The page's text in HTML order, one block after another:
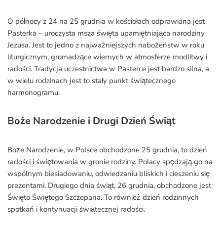
O północy z 24 na 25 grudnia w kościołach odprawiana jest
Pasterka – uroczysta msza święta upamiętniająca narodziny
Jezusa. Jest to jedno z najważniejszych nabożeństw w roku
liturgicznym, gromadzące wiernych w atmosferze modlitwy i
radości. Tradycja uczestnictwa w Pasterce jest bardzo silna, a
w wielu rodzinach jest to stały punkt świątecznego
harmonogramu.
Boże Narodzenie i Drugi Dzień Świąt
Boże Narodzenie, w Polsce obchodzone 25 grudnia, to dzień
radości i świętowania w gronie rodziny. Polacy spędzają go na
wspólnym biesiadowaniu, odwiedzaniu bliskich i cieszeniu się
prezentami. Drugiego dnia świąt, 26 grudnia, obchodzone jest
Święto Świętego Szczepana. To również dzień rodzinnych
spotkań i kontynuacji świątecznej radości.